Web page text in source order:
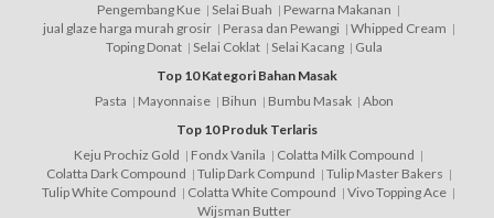
menggunakan pengembang roti ataupun kue yang pasti Anda harus
paham seperti apa jenis yang tepat. Hal itu dikarenakan pasaran saat ini
menjual banyak jenis pengembang, ketahuilah ciri pengembang kue
yang bagus supaya tidak salah memilih.
seperti sekarang ini, pembuatan spiku, sponge cake sampai dengan kue
lapis menggunakanbaking soda. Namun seiring perkembangannya,
bahan pengembang kue sp lebih banyak dipilih karena memang hasilnya
jauh lebih bagus. TBM, ovalet sponge28 merupakan sejenis
Pengembang Kue
Selai Buah
Pewarna Makanan
jual glaze harga murah grosir
Perasa dan Pewangi
Whipped Cream
Toping Donat
Selai Coklat Selai Kacang
Gula
Top 10 Kategori Bahan Masak
Pasta
Mayonnaise Bihun Bumbu Masak
Abon
Top 10 Produk Terlaris
Keju Prochiz Gold
Fondx Vanila
Colatta Milk Compound
Colatta Dark Compound
Tulip Dark Compund
Tulip Master Bakers
Tulip White Compound
Colatta White Compound
Vivo Topping Ace
Wijsman Butter